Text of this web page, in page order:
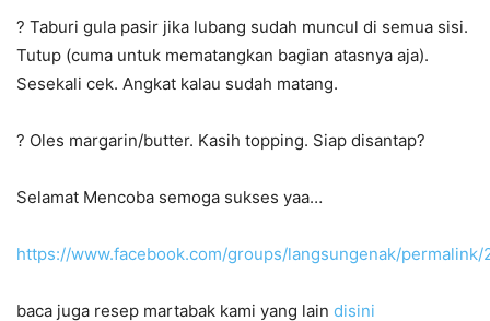
? Taburi gula pasir jika lubang sudah muncul di semua sisi.
Tutup (cuma untuk mematangkan bagian atasnya aja).
Sesekali cek. Angkat kalau sudah matang.
? Oles margarin/butter. Kasih topping. Siap disantap?
Selamat Mencoba semoga sukses yaa…
https://www.facebook.com/groups/langsungenak/
baca juga resep martabak kami yang lain disini